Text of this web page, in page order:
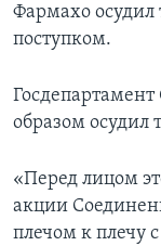
Фармахо осудил
поступком.
образом осудил
«Перед лицом
акции
плечом к плечу